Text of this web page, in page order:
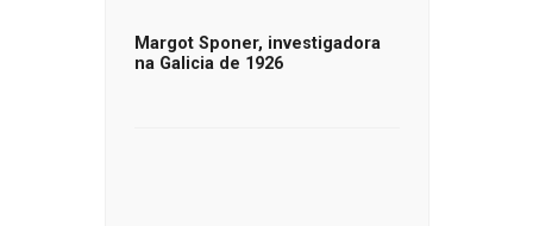
Margot Sponer, investigadora
na Galicia de 1926